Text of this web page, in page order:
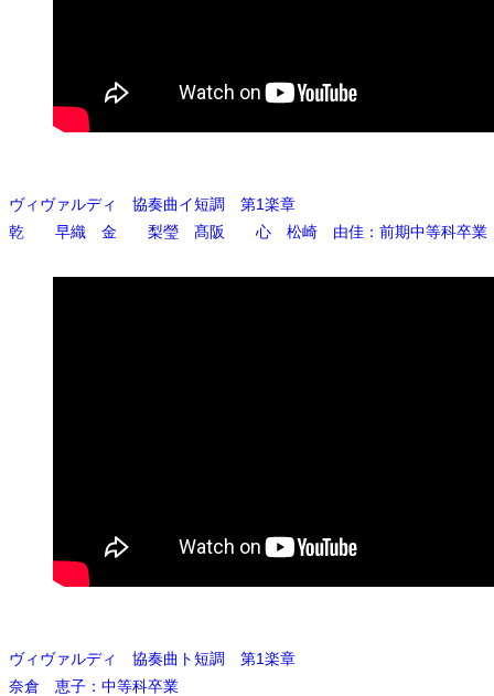
ヴィヴァルディ 協奏曲イ短調 第1楽章
乾 早織 金 梨瑩 髙阪 心 松崎 由佳：前期中等科卒業
ヴィヴァルディ 協奏曲ト短調 第1楽章
奈倉 恵子：中等科卒業